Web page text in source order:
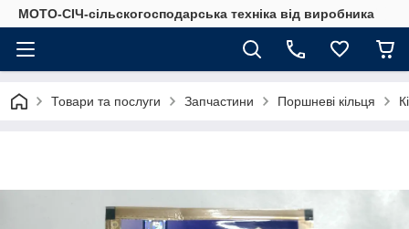
МОТО-СІЧ-сільскогосподарська техніка від виробника
Товари та послуги Запчастини Поршневі кільця